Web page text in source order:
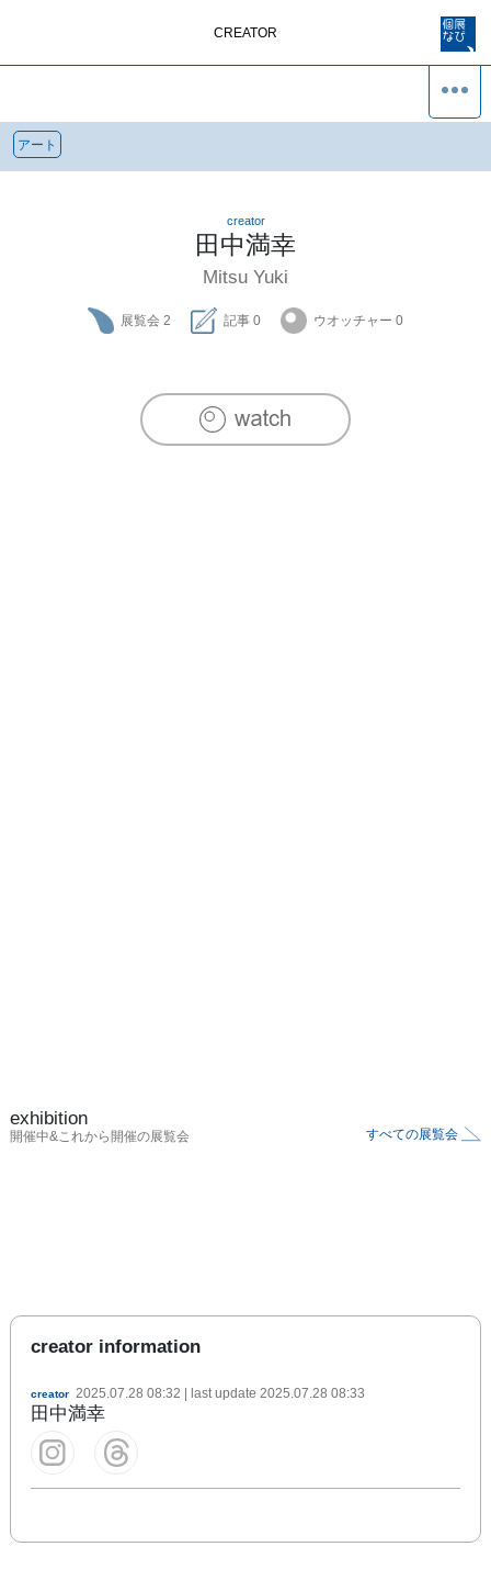
CREATOR
アート
creator
田中満幸
Mitsu Yuki
展覧会 2 記事 0 ウオッチャー 0
exhibition
開催中&これから開催の展覧会 すべての展覧会
creator information
creator 2025.07.28 08:32 | last update 2025.07.28 08:33
田中満幸